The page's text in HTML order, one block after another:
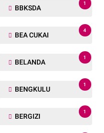
BBKSDA
1
BEA CUKAI
4
BELANDA
1
BENGKULU
1
BERGIZI
1